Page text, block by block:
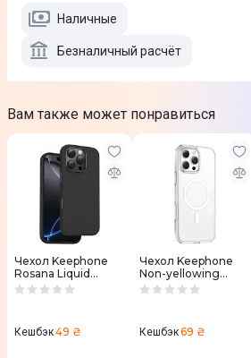
Наличные
Безналичный расчёт
Вам также может понравиться
Чехол Keephone
Rosana Liquid
Silicone MagSafe
(KPROSA16PBK)
Кешбэк49 ₴
Чехол Keephone
Non-yellowing
MagSafe Case for 16
Кешбэк69 ₴